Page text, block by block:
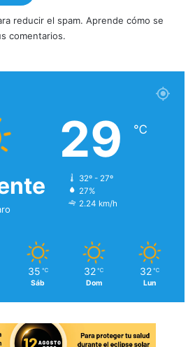
reducir el spam. Aprende cómo se
comentarios.
29 ℃
32º - 27º
27%
2.24 km/h
35 ℃
Sáb
32 ℃
Dom
32 ℃
Lun